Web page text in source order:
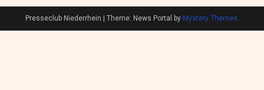
Presseclub Niederrhein | Theme: News Portal by Mystery Themes